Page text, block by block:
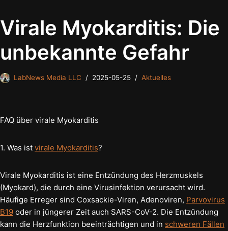
Virale Myokarditis: Die
unbekannte Gefahr
LabNews Media LLC 2025-05-25 Aktuelles
FAQ über virale Myokarditis
1. Was ist virale Myokarditis?
Virale Myokarditis ist eine Entzündung des Herzmuskels
(Myokard), die durch eine Virusinfektion verursacht wird.
Häufige Erreger sind Coxsackie-Viren, Adenoviren, Parvovirus
B19 oder in jüngerer Zeit auch SARS-CoV-2. Die Entzündung
kann die Herzfunktion beeinträchtigen und in schweren Fällen